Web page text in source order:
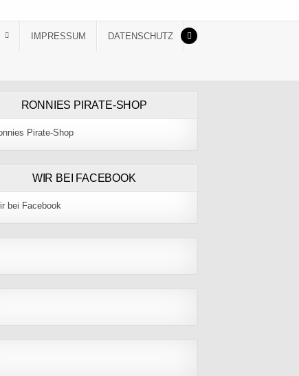
IMPRESSUM DATENSCHUTZ
RONNIES PIRATE-SHOP
WIR BEI FACEBOOK